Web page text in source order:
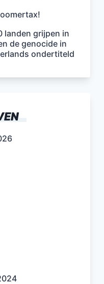
landen grijpen in
de genocide in
ondertiteld